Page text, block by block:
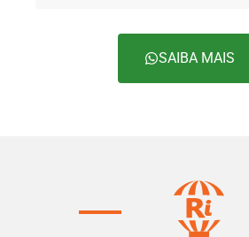
SAIBA MAIS